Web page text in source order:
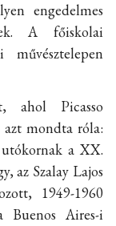
engedelmes
A főiskolai
ahol Picasso
azt mondta róla:
a XX.
az Szalay Lajos
1949-1960
Buenos Aires-i